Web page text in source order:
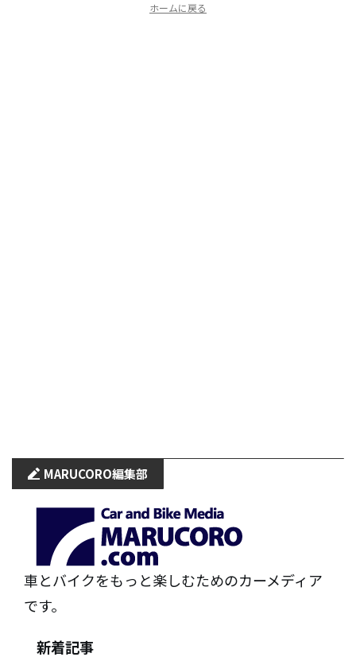
ホームに戻る
MARUCORO編集部
車とバイクをもっと楽しむためのカーメディア
です。
新着記事